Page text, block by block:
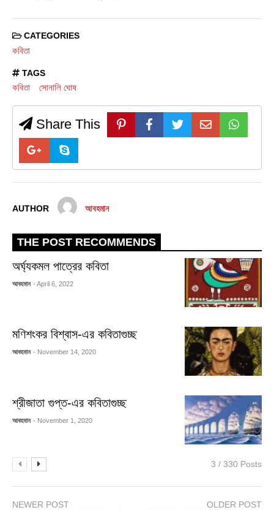
CATEGORIES
কবিতা
TAGS
কবিতা সোনালি ঘোষ
Share This
AUTHOR আবহমান
THE POST RECOMMENDS
অর্ঘ্যকমল পাত্রের কবিতা
আবহমান - April 6, 2022
মণিশংকর বিশ্বাস-এর কবিতাগুচ্ছ
আবহমান - November 14, 2020
শ্রীজাতা গুপ্ত-এর কবিতাগুচ্ছ
আবহমান - November 1, 2020
3 / 330 Posts
NEWER POST OLDER POST